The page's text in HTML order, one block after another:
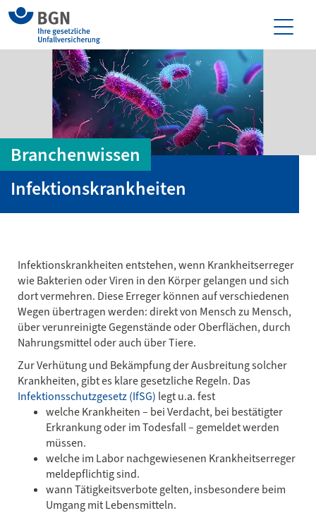
Branchenwissen
Infektionskrankheiten
Infektionskrankheiten entstehen, wenn Krankheitserreger
wie Bakterien oder Viren in den Körper gelangen und sich
dort vermehren. Diese Erreger können auf verschiedenen
Wegen übertragen werden: direkt von Mensch zu Mensch,
über verunreinigte Gegenstände oder Oberflächen, durch
Nahrungsmittel oder auch über Tiere.
Zur Verhütung und Bekämpfung der Ausbreitung solcher
Krankheiten, gibt es klare gesetzliche Regeln. Das
Infektionsschutzgesetz (IfSG) legt u.a. fest
welche Krankheiten – bei Verdacht, bei bestätigter
Erkrankung oder im Todesfall – gemeldet werden
müssen.
welche im Labor nachgewiesenen Krankheitserreger
meldepflichtig sind.
wann Tätigkeitsverbote gelten, insbesondere beim
Umgang mit Lebensmitteln.